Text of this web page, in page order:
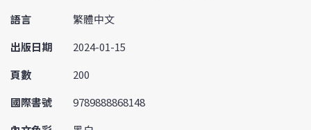
語言
繁體中文
出版日期
2024-01-15
頁數
200
國際書號
9789888868148